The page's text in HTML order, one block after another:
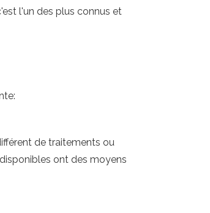
l'un des plus connus et
de traitements ou
ont des moyens